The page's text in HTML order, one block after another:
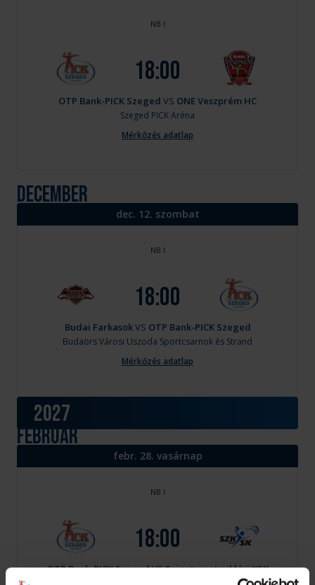
NB I
18:00
OTP Bank-PICK Szeged VS ONE Veszprém HC
Szeged PICK Aréna
Mérkőzés adatlap
december
dec. 12. szombat
NB I
18:00
Budai FarkasokVS OTP Bank-PICK Szeged
BudaörsVárosi Uszoda Sportcsarnok és Strand
Mérkőzés adatlap
2027
február
febr. 28. vasárnap
NB I
18:00
OTP Bank-PICK SzegedVSSzigetszentmiklósi KSK